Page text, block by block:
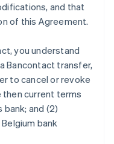
and that
of this Agreement.
you understand
Bancontact transfer,
to cancel or revoke
then current terms
and (2)
bank